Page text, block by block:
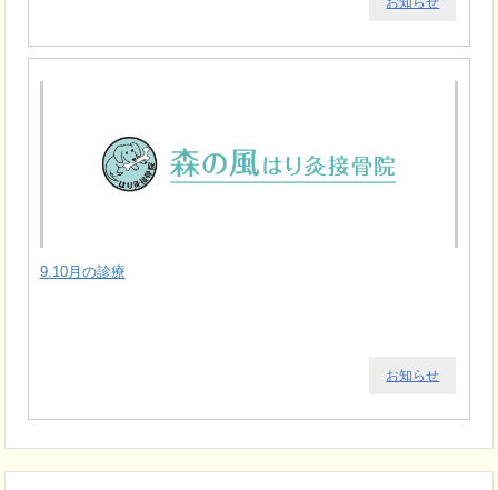
9.10月の診療
お知らせ